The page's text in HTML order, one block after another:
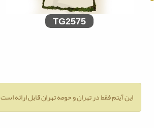
TG2575
این آیتم فقط در تهران و حومه تهران قابل ارائه است